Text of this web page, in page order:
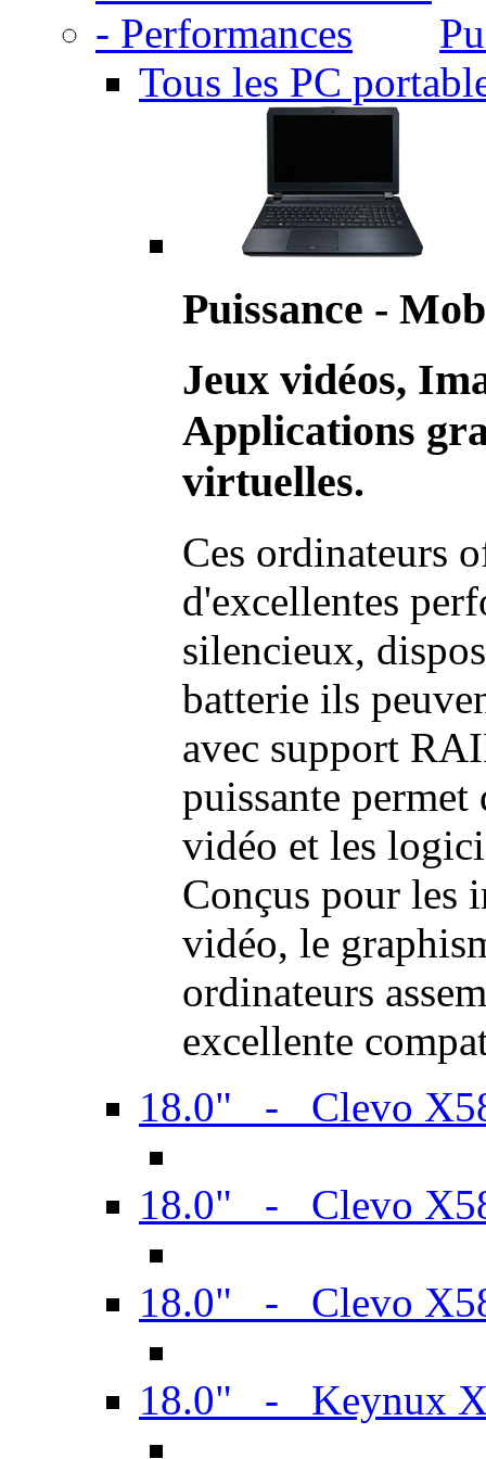
Tous les PC
Puissance -
Jeux vidéos,
Applications
virtuelles.
Ces ordinateurs
d'excellentes
silencieux,
batterie ils
avec support
puissante permet
vidéo et les
Conçus pour les
vidéo, le
ordinateurs
excellente
18.0" - Clevo
18.0" - Clevo
18.0" - Clevo
18.0" - Keynux